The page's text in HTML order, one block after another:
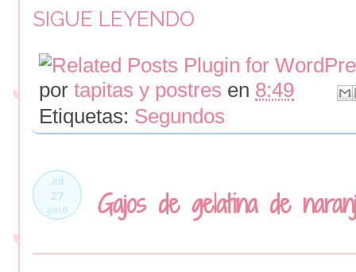
SIGUE LEYENDO
por tapitas y postres en 8:49
Etiquetas: Segundos
Jul
27
2016 Gajos de gelatina de